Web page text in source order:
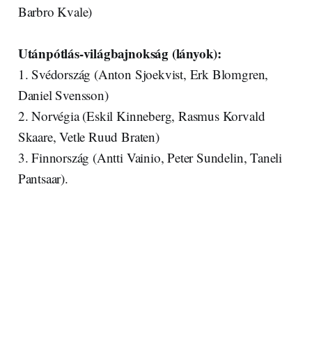
Barbro Kvale)
Utánpótlás-világbajnokság (lányok):
1. Svédország (Anton Sjoekvist, Erk Blomgren,
Daniel Svensson)
2. Norvégia (Eskil Kinneberg, Rasmus Korvald
Skaare, Vetle Ruud Braten)
3. Finnország (Antti Vainio, Peter Sundelin, Taneli
Pantsaar).